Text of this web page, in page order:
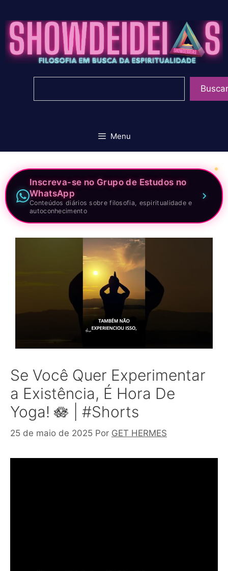
para
conteúdo
Buscar
Menu
Inscreva-se no Grupo de Estudos no
WhatsApp
Conteúdos diários sobre filosofia, espiritualidade e
autoconhecimento
Se Você Quer Experimentar
a Existência, É Hora De
Yoga! 🪷 | #Shorts
25 de maio de 2025 Por GET HERMES